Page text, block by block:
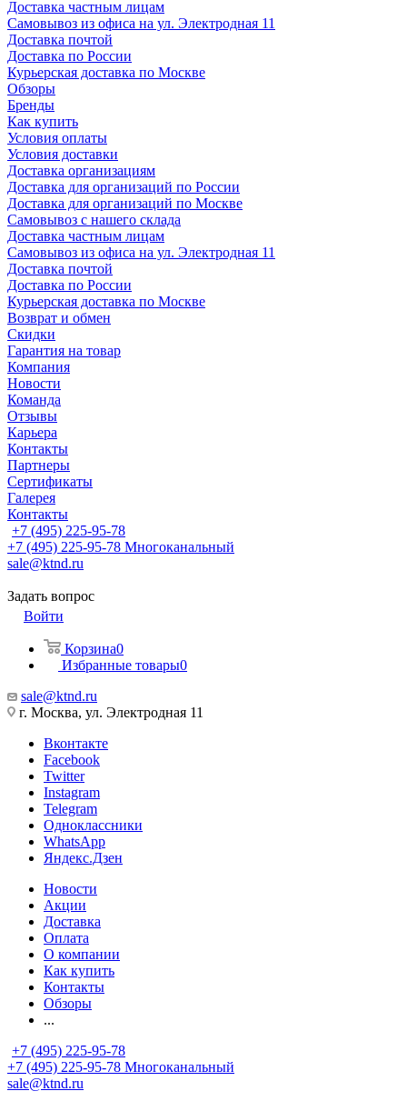
Доставка частным лицам
Самовывоз из офиса на ул. Электродная 11
Доставка почтой
Доставка по России
Курьерская доставка по Москве
Обзоры
Бренды
Как купить
Условия оплаты
Условия доставки
Доставка организациям
Доставка для организаций по России
Доставка для организаций по Москве
Самовывоз с нашего склада
Доставка частным лицам
Самовывоз из офиса на ул. Электродная 11
Доставка почтой
Доставка по России
Курьерская доставка по Москве
Возврат и обмен
Скидки
Гарантия на товар
Компания
Новости
Команда
Отзывы
Карьера
Контакты
Партнеры
Сертификаты
Галерея
Контакты
+7 (495) 225-95-78
+7 (495) 225-95-78 Многоканальный
sale@ktnd.ru
Задать вопрос
Войти
Корзина0
Избранные товары0
sale@ktnd.ru
г. Москва, ул. Электродная 11
Вконтакте
Facebook
Twitter
Instagram
Telegram
Одноклассники
WhatsApp
Яндекс.Дзен
Новости
Акции
Доставка
Оплата
О компании
Как купить
Контакты
Обзоры
...
+7 (495) 225-95-78
+7 (495) 225-95-78 Многоканальный
sale@ktnd.ru